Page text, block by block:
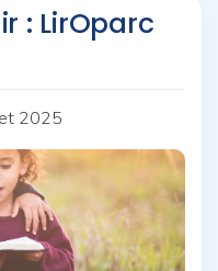
: LirOparc
2025